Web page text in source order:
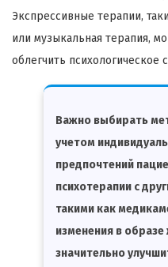
Экспрессивные терапии,
или музыкальная терапия,
облегчить психологическое
Важно выбирать
учетом
предпочтений
психотерапии с
такими как
изменения в
значительно